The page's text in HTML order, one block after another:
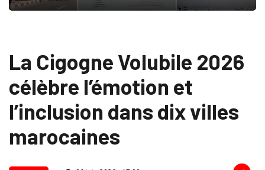
La Cigogne Volubile 2026
célèbre l’émotion et
l’inclusion dans dix villes
marocaines